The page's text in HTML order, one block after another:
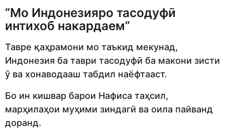
“Мо Индонезияро тасодуфӣ
интихоб накардаем”
Тавре қаҳрамони мо таъкид мекунад,
Индонезия ба таври тасодуфӣ ба макони зисти
ӯ ва хонаводааш табдил наёфтааст.
Бо ин кишвар барои Нафиса таҳсил,
марҳилаҳои муҳими зиндагӣ ва оила пайванд
доранд.